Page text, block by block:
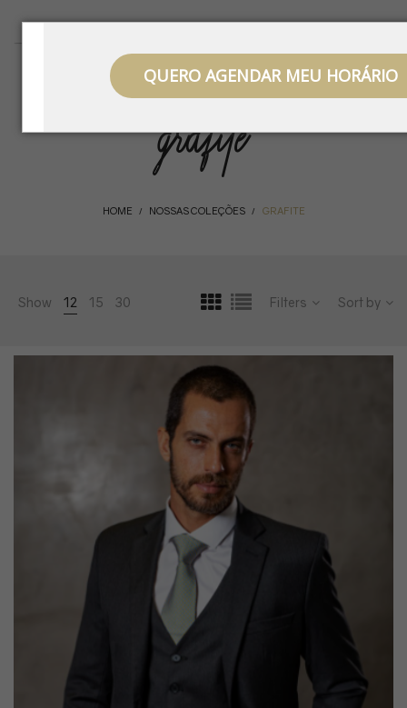
QUERO AGENDAR MEU HORÁRIO
grafite
HOME / NOSSAS COLEÇÕES / GRAFITE
Show 12 15 30 Filters Sort by